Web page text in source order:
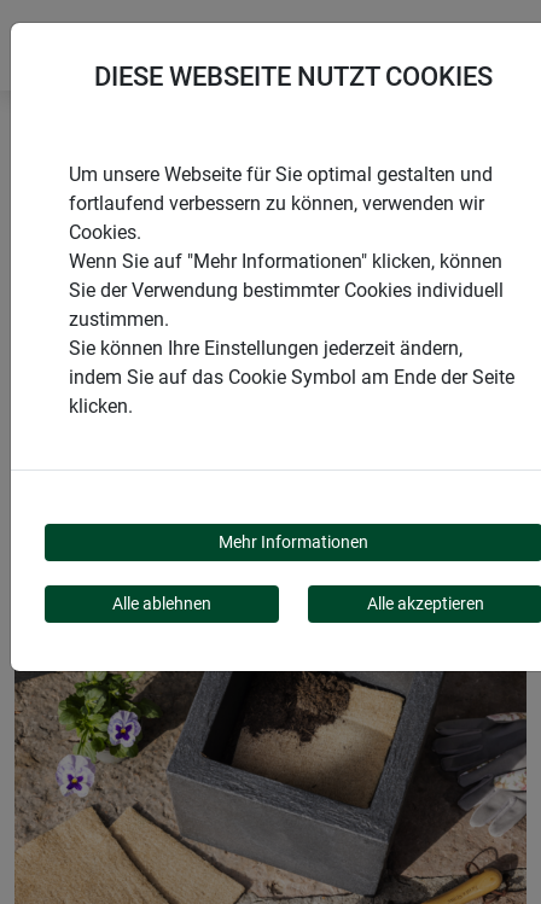
Startseite
Folien & Vliese aus Naturmaterialien
Jutefilz Wasserspeichermatte
PRODUKTE
JUTEFILZ
DIESE WEBSEITE NUTZT COOKIES
Um unsere Webseite für Sie optimal gestalten und
fortlaufend verbessern zu können, verwenden wir
Cookies.
Wenn Sie auf "Mehr Informationen" klicken, können
Sie der Verwendung bestimmter Cookies individuell
zustimmen.
Sie können Ihre Einstellungen jederzeit ändern,
indem Sie auf das Cookie Symbol am Ende der Seite
klicken.
Mehr Informationen
Alle ablehnen Alle akzeptieren